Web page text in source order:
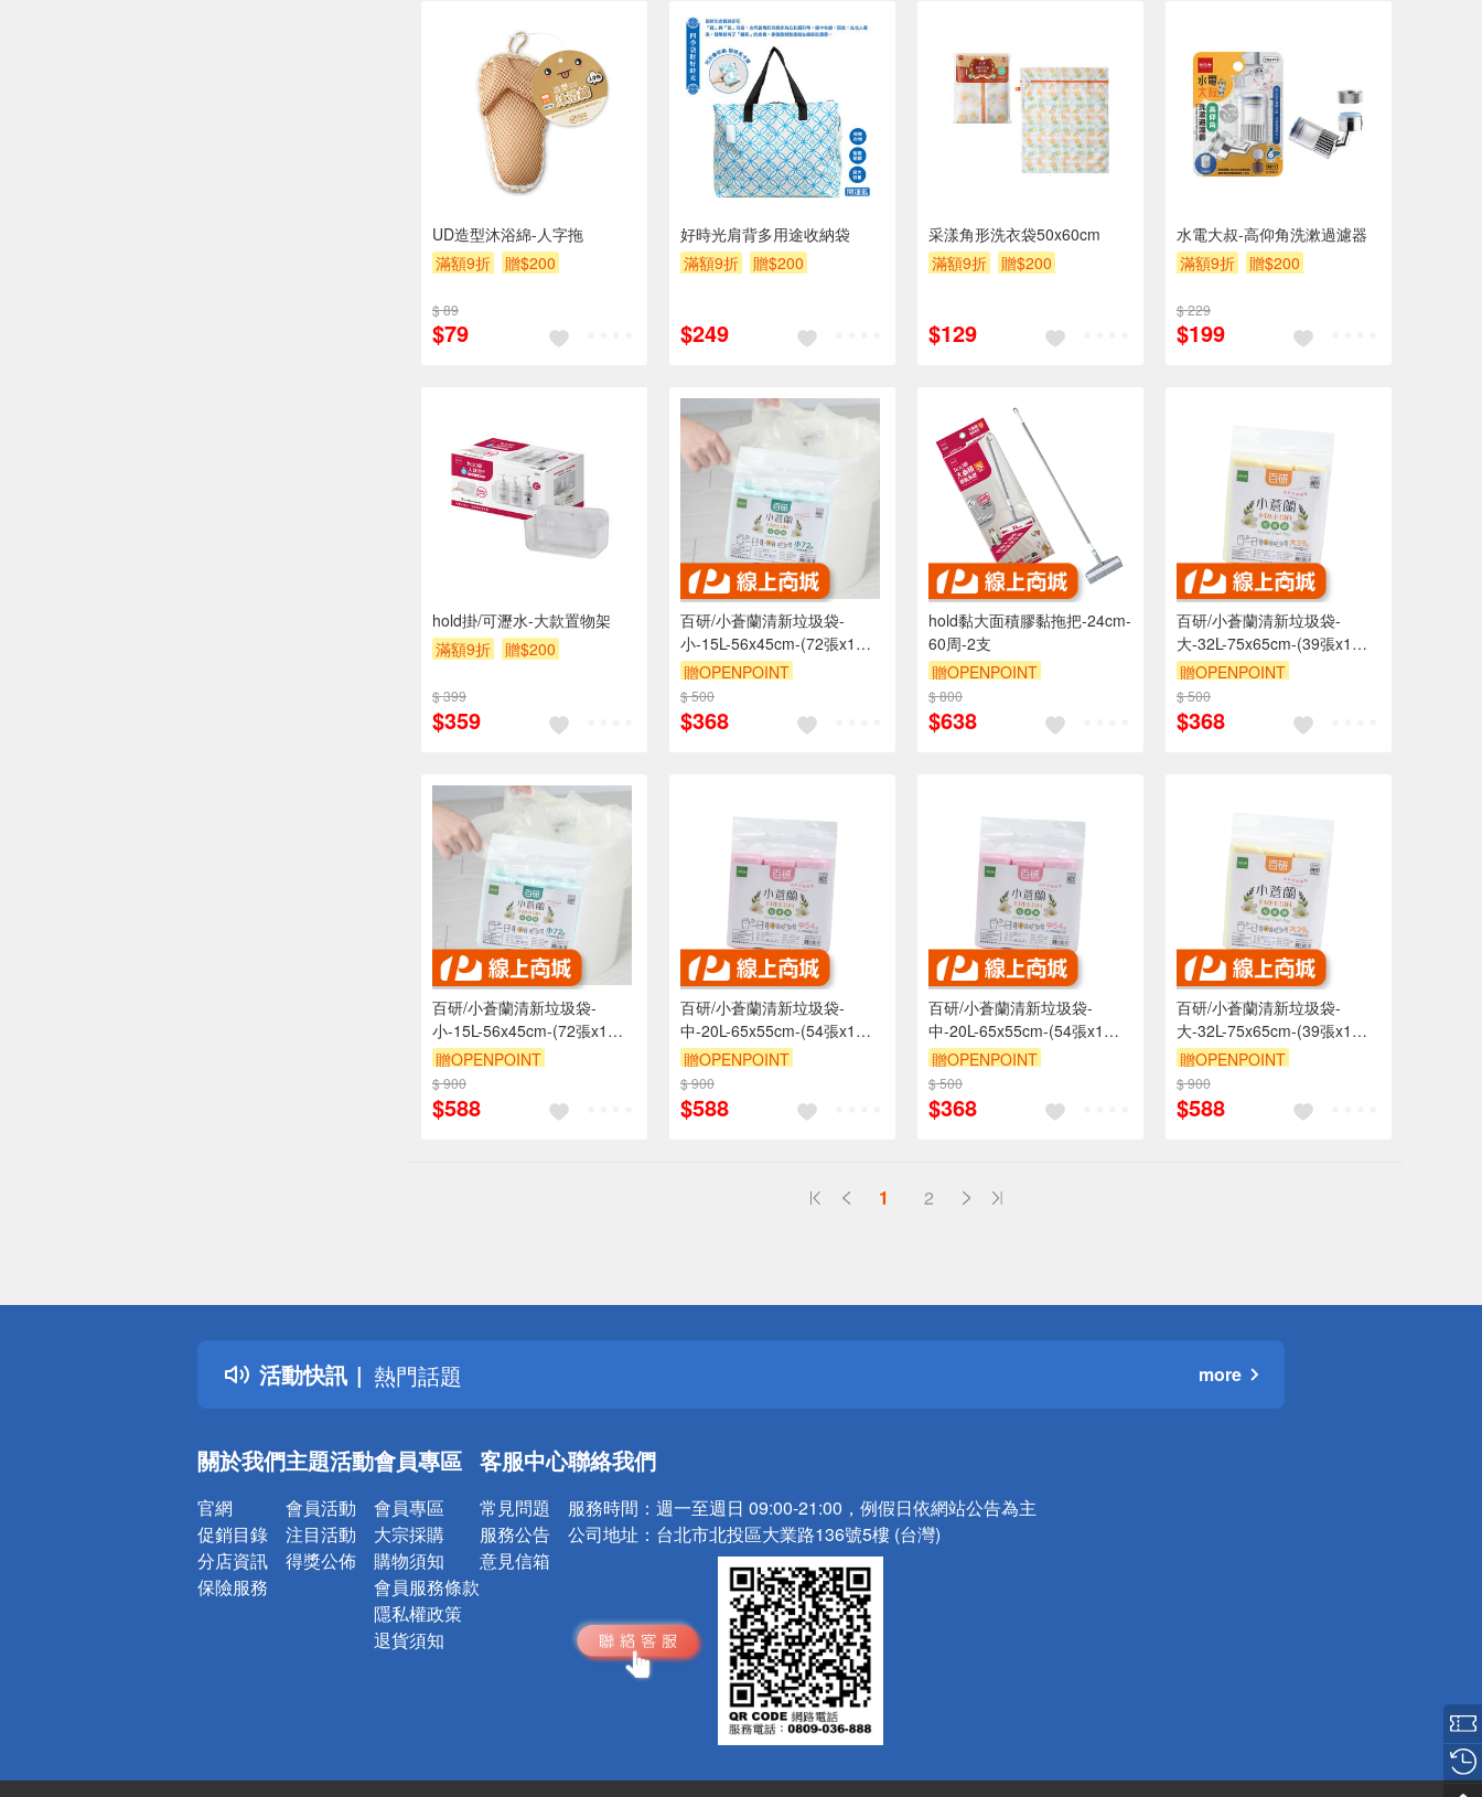
UD造型沐浴綿-人字拖
滿額9折
贈$200
$ 89
$79
好時光肩背多用途收納袋
滿額9折
贈$200
$249
采漾角形洗衣袋50x60cm
滿額9折
贈$200
$129
水電大叔-高仰角洗漱過濾器
滿額9折
贈$200
$ 229
$199
hold掛/可瀝水-大款置物架
滿額9折
贈$200
$ 399
$359
百研/小蒼蘭清新垃圾袋-
小-15L-56x45cm-(72張x1
包)-3包
贈OPENPOINT
$ 500
$368
hold黏大面積膠黏拖把-24cm-
60周-2支
贈OPENPOINT
$ 800
$638
百研/小蒼蘭清新垃圾袋-
大-32L-75x65cm-(39張x1
包)-3包
贈OPENPOINT
$ 500
$368
百研/小蒼蘭清新垃圾袋-
小-15L-56x45cm-(72張x1
包)-6包
贈OPENPOINT
$ 900
$588
百研/小蒼蘭清新垃圾袋-
中-20L-65x55cm-(54張x1
包)-6包
贈OPENPOINT
$ 900
$588
百研/小蒼蘭清新垃圾袋-
中-20L-65x55cm-(54張x1
包)-3包
贈OPENPOINT
$ 500
$368
百研/小蒼蘭清新垃圾袋-
大-32L-75x65cm-(39張x1
包)-6包
贈OPENPOINT
$ 900
$588
1 2
活動快訊
詐騙網頁！請小心！
得獎公告
熱門話題
銀行優惠
詐騙網頁！請小心！
more
關於我們
官網
促銷目錄
分店資訊
保險服務
主題活動
會員活動
注目活動
得獎公佈
會員專區
會員專區
大宗採購
購物須知
會員服務條款
隱私權政策
退貨須知
客服中心
常見問題
服務公告
意見信箱
聯絡我們
服務時間： 週一至週日 09:00-21:00，例假日依網站公告為主
公司地址： 台北市北投區大業路136號5樓 (台灣)